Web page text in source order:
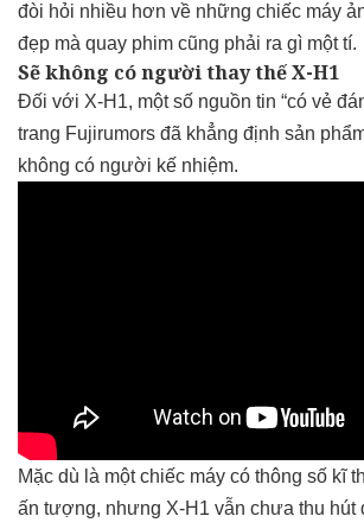
đòi hỏi nhiều hơn về những chiếc máy
đẹp mà quay phim cũng phải ra gì một tí.
Sẽ không có người thay thế X-H1
Đối với X-H1, một số nguồn tin “có vẻ
trang Fujirumors đã khẳng định sản
không có người kế nhiệm.
Mặc dù là một chiếc máy có thông số kĩ
ấn tượng, nhưng X-H1 vẫn chưa thu hút